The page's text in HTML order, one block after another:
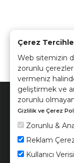
Çerez
Web sitemizin
zorunlu çerezler
vermeniz
geliştirmek ve
zorunlu
Gizlilik ve Çerez
Zorunlu &
Reklam
Kullanıcı